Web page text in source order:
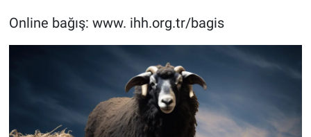
Online bağış: www. ihh.org.tr/bagis